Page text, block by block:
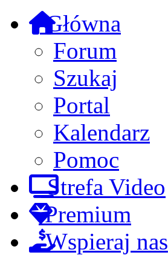
Główna
Forum
Szukaj
Portal
Kalendarz
Pomoc
Strefa Video
Premium
Wspieraj nas